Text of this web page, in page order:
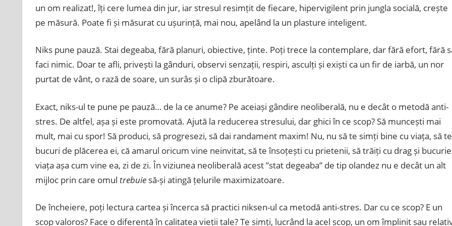
un om realizat!, îți cere lumea din jur, iar stresul resimțit de fiecare, hipervigilent prin jungla socială, crește
pe măsură. Poate fi și măsurat cu ușurință, mai nou, apelând la un plasture inteligent.
Niks pune pauză. Stai degeaba, fără planuri, obiective, ținte. Poți trece la contemplare, dar fără efort, fără
faci nimic. Doar te afli, privești la gânduri, observi senzații, respiri, asculți și exiști ca un fir de iarbă, un nor
purtat de vânt, o rază de soare, un surâs și o clipă zburătoare.
Exact, niks-ul te pune pe pauză… de la ce anume? Pe aceiași gândire neoliberală, nu e decât o metodă anti-
stres. De altfel, așa și este promovată. Ajută la reducerea stresului, dar ghici în ce scop? Să muncești mai
mult, mai cu spor! Să produci, să progresezi, să dai randament maxim! Nu, nu să te simți bine cu viața, să te
bucuri de plăcerea ei, că amarul oricum vine neinvitat, să te însoțești cu prietenii, să trăiți cu drag și bucurie
viața așa cum vine ea, zi de zi. În viziunea neoliberală acest ”stat degeaba” de tip olandez nu e decât un alt
mijloc prin care omul trebuiesă-și atingă țelurile maximizatoare.
De încheiere, poți lectura cartea și încerca să practici niksen-ul ca metodă anti-stres. Dar cu ce scop? E un
scop valoros? Face o diferență în calitatea vieții tale? Te simți, lucrând la acel scop, un om împlinit sau